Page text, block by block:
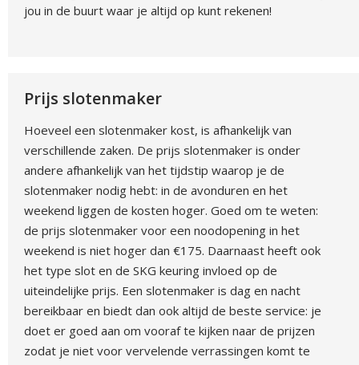
jou in de buurt waar je altijd op kunt rekenen!
Prijs slotenmaker
Hoeveel een slotenmaker kost, is afhankelijk van
verschillende zaken. De prijs slotenmaker is onder
andere afhankelijk van het tijdstip waarop je de
slotenmaker nodig hebt: in de avonduren en het
weekend liggen de kosten hoger. Goed om te weten:
de prijs slotenmaker voor een noodopening in het
weekend is niet hoger dan €175. Daarnaast heeft ook
het type slot en de SKG keuring invloed op de
uiteindelijke prijs. Een slotenmaker is dag en nacht
bereikbaar en biedt dan ook altijd de beste service: je
doet er goed aan om vooraf te kijken naar de prijzen
zodat je niet voor vervelende verrassingen komt te